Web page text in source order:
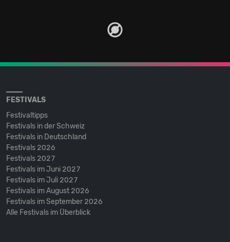
FESTIVALS
Festivaltipps
Festivals in der Schweiz
Festivals in Deutschland
Festivals 2026
Festivals 2027
Festivals im Juni 2027
Festivals im Juli 2027
Festivals im August 2026
Festivals im September 2026
Alle Festivals im Überblick